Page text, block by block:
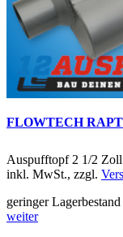
FLOWTECH
Auspufftopf 2 1/2 Zoll
inkl. MwSt., zzgl.
geringer Lagerbestand
weiter